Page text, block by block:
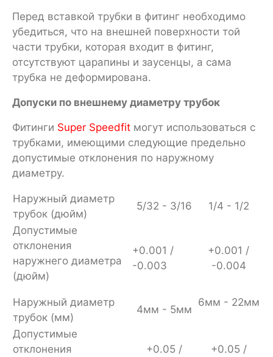
Перед вставкой трубки в фитинг необходимо
убедиться, что на внешней поверхности той
части трубки, которая входит в фитинг,
отсутствуют царапины и заусенцы, а сама
трубка не деформирована.
Допуски по внешнему диаметру трубок
Фитинги Super Speedfit могут использоваться с
трубками, имеющими следующие предельно
допустимые отклонения по наружному
диаметру.
Наружный диаметр
трубок (дюйм)
5/32 - 3/16
1/4 - 1/2
Допустимые
отклонения
наружнего диаметра
(дюйм)
+0.001 /
-0.003
+0.001 /
-0.004
Наружный диаметр
трубок (мм)
4мм - 5мм
6мм - 22мм
Допустимые
отклонения
+0.05 /
+0.05 /